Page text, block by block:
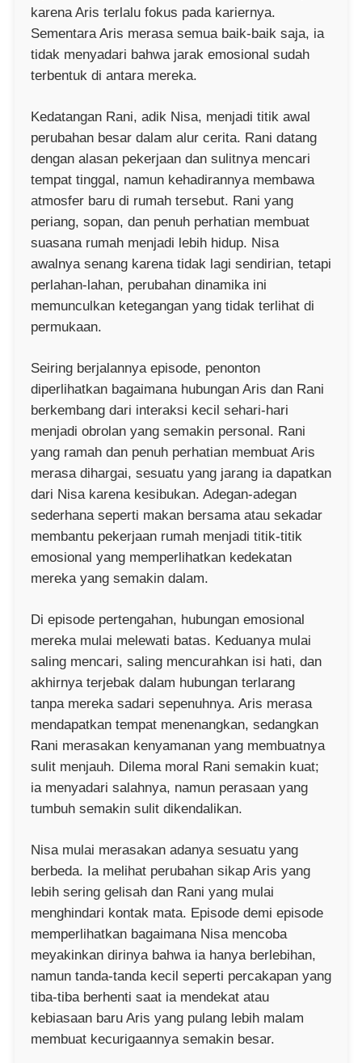
karena Aris terlalu fokus pada kariernya.
Sementara Aris merasa semua baik-baik saja, ia
tidak menyadari bahwa jarak emosional sudah
terbentuk di antara mereka.
Kedatangan Rani, adik Nisa, menjadi titik awal
perubahan besar dalam alur cerita. Rani datang
dengan alasan pekerjaan dan sulitnya mencari
tempat tinggal, namun kehadirannya membawa
atmosfer baru di rumah tersebut. Rani yang
periang, sopan, dan penuh perhatian membuat
suasana rumah menjadi lebih hidup. Nisa
awalnya senang karena tidak lagi sendirian, tetapi
perlahan-lahan, perubahan dinamika ini
memunculkan ketegangan yang tidak terlihat di
permukaan.
Seiring berjalannya episode, penonton
diperlihatkan bagaimana hubungan Aris dan Rani
berkembang dari interaksi kecil sehari-hari
menjadi obrolan yang semakin personal. Rani
yang ramah dan penuh perhatian membuat Aris
merasa dihargai, sesuatu yang jarang ia dapatkan
dari Nisa karena kesibukan. Adegan-adegan
sederhana seperti makan bersama atau sekadar
membantu pekerjaan rumah menjadi titik-titik
emosional yang memperlihatkan kedekatan
mereka yang semakin dalam.
Di episode pertengahan, hubungan emosional
mereka mulai melewati batas. Keduanya mulai
saling mencari, saling mencurahkan isi hati, dan
akhirnya terjebak dalam hubungan terlarang
tanpa mereka sadari sepenuhnya. Aris merasa
mendapatkan tempat menenangkan, sedangkan
Rani merasakan kenyamanan yang membuatnya
sulit menjauh. Dilema moral Rani semakin kuat;
ia menyadari salahnya, namun perasaan yang
tumbuh semakin sulit dikendalikan.
Nisa mulai merasakan adanya sesuatu yang
berbeda. Ia melihat perubahan sikap Aris yang
lebih sering gelisah dan Rani yang mulai
menghindari kontak mata. Episode demi episode
memperlihatkan bagaimana Nisa mencoba
meyakinkan dirinya bahwa ia hanya berlebihan,
namun tanda-tanda kecil seperti percakapan yang
tiba-tiba berhenti saat ia mendekat atau
kebiasaan baru Aris yang pulang lebih malam
membuat kecurigaannya semakin besar.